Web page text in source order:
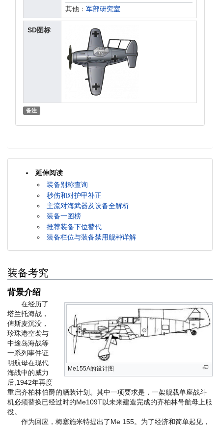
其他： 军部研究室
SD图标
备注
延伸阅读
装备别称查询
秒伤和对护甲补正
主流对海武器及设备全解析
装备一图榜
推荐装备下位替代
装备栏位与装备禁用舰种详解
装备考究
背景介绍
Me155A的设计图
在经历了
塔兰托海战，
俾斯麦沉没，
珍珠港空袭与
中途岛海战等
一系列事件证
明航母在现代
海战中的威力
后,1942年再度
重启齐柏林伯爵的舾装计划。其中一项要求是，一架舰载单座战斗
机必须替换已经过时的Me109T以未来建造完成的齐柏林号航母上服
役。
作为回应，梅塞施米特提出了Me 155。为了经济和简单起见，